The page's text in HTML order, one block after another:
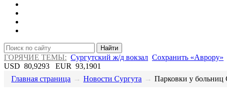
Найти
ГОРЯЧИЕ ТЕМЫ: Сургутский ж/д вокзал Сохранить «Аврору»
USD 80,9293 EUR 93,1901
Главная страница → Новости Сургута → Парковки у больниц